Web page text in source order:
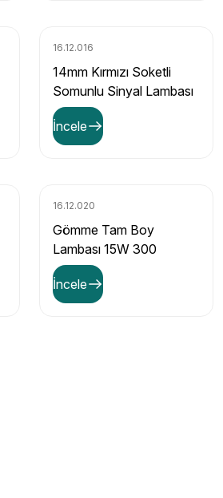
16.12.016
14mm Kırmızı Soketli
Somunlu Sinyal Lambası
İncele
16.12.020
Gömme Tam Boy
Lambası 15W 300
Derece
İncele